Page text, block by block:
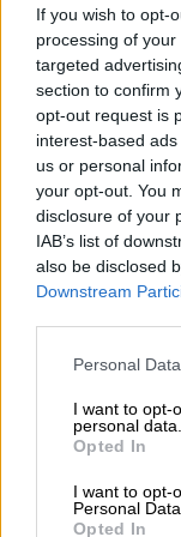
If you wish to opt-
processing of
targeted
section to confirm
opt-out request is
interest-based
us or personal
your opt-out. You
disclosure of your
IAB’s list of
also be disclosed
Downstream
Please note that
not limited to your
grant or deny
use your data for
consent section.
Personal
I want to opt-
personal data.
Opted In
I want to opt-
Personal Data.
Opted In
«Άθλιοι
«Την ώρα
δεκάδων
τωνΤεμπών,
με
ευθέως το
στο σημείο
δουλεύει στο
αναφέρει
η αθλιότητα